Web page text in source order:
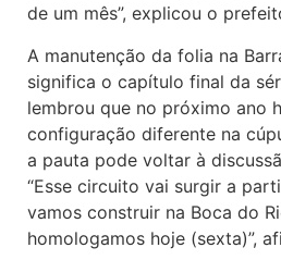
de um mês”, explicou o
A manutenção da folia na
significa o capítulo final da
lembrou que no próximo ano
configuração diferente na
a pauta pode voltar à
“Esse circuito vai surgir a
vamos construir na Boca do
homologamos hoje (sexta)”,